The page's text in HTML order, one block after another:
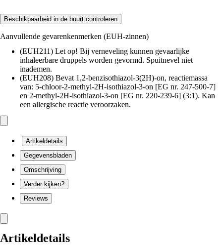
Beschikbaarheid in de buurt controleren
Aanvullende gevarenkenmerken (EUH-zinnen)
(EUH211) Let op! Bij verneveling kunnen gevaarlijke
inhaleerbare druppels worden gevormd. Spuitnevel niet
inademen.
(EUH208) Bevat 1,2-benzisothiazol-3(2H)-on, reactiemassa
van: 5-chloor-2-methyl-2H-isothiazol-3-on [EG nr. 247-500-7]
en 2-methyl-2H-isothiazol-3-on [EG nr. 220-239-6] (3:1). Kan
een allergische reactie veroorzaken.
Artikeldetails
Gegevensbladen
Omschrijving
Verder kijken?
Reviews
Artikeldetails